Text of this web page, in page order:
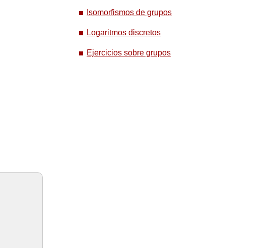
Isomorfismos de grupos
Logaritmos discretos
Ejercicios sobre grupos